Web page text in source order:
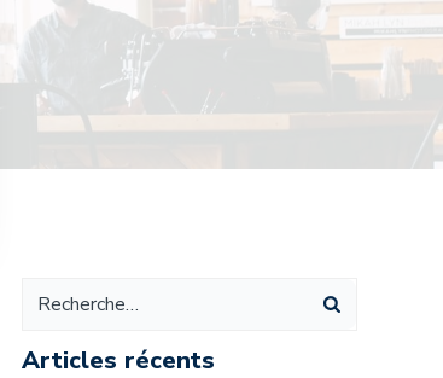
Articles récents